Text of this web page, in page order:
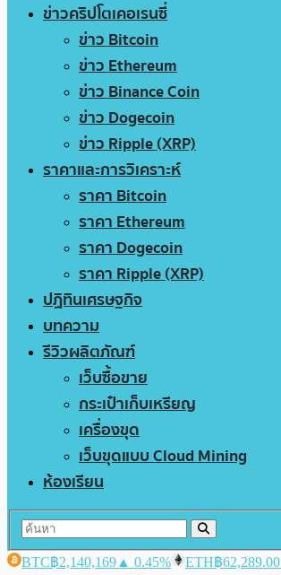
ข่าวคริปโตเคอเรนซี่
ข่าว Bitcoin
ข่าว Ethereum
ข่าว Binance Coin
ข่าว Dogecoin
ข่าว Ripple (XRP)
ราคาและการวิเคราะห์
ราคา Bitcoin
ราคา Ethereum
ราคา Dogecoin
ราคา Ripple (XRP)
ปฏิทินเศรษฐกิจ
บทความ
รีวิวผลิตภัณฑ์
เว็บซื้อขาย
กระเป๋าเก็บเหรียญ
เครื่องขุด
เว็บขุดแบบ Cloud Mining
ห้องเรียน
BTC฿2,140,169 ▲ 0.45% ETH฿62,289.00